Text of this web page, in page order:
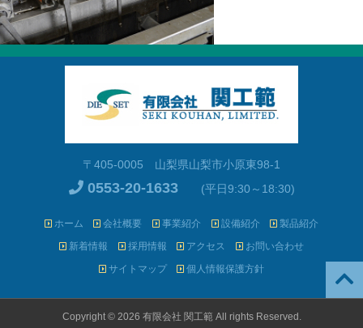
〒405-0005 山梨県山梨市小原東98-1
0553-20-1633(平日9:30～18:30)
ホーム 会社概要 事業紹介 設備紹介 製品紹介
新着情報 採用情報 アクセス お問い合わせ
サイトマップ 個人情報保護方針
Copyright © 2026 有限会社 関工範 All rights Reserved.